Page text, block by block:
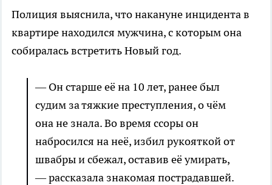
Полиция выяснила, что накануне инцидента в
квартире находился мужчина, с которым она
собиралась встретить Новый год.
— Он старше её на 10 лет, ранее был
судим за тяжкие преступления, о чём
она не знала. Во время ссоры он
набросился на неё, избил рукояткой от
швабры и сбежал, оставив её умирать,
— рассказала знакомая пострадавшей.